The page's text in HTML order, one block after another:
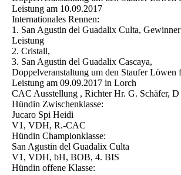
Leistung am 10.09.2017
Internationales Rennen:
1. San Agustin del Guadalix Culta,
Leistung
2. Cristall,
3. San Agustin del Guadalix Cascaya,
Doppelveranstaltung um den Staufer Löwen
Leistung am 09.09.2017 in Lorch
CAC Ausstellung , Richter Hr. G. Schäfer, D
Hündin Zwischenklasse:
Jucaro Spi Heidi
V1, VDH, R.-CAC
Hündin Championklasse:
San Agustin del Guadalix Culta
V1, VDH, bH, BOB, 4. BIS
Hündin offene Klasse: